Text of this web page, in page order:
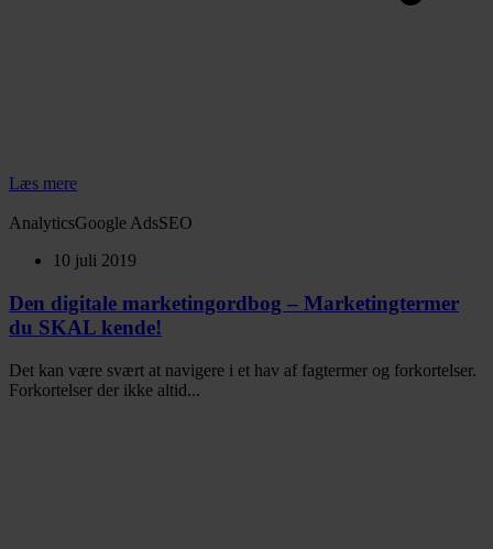
Læs mere
AnalyticsGoogle AdsSEO
10 juli 2019
Den digitale marketingordbog – Marketingtermer
du SKAL kende!
Det kan være svært at navigere i et hav af fagtermer og forkortelser.
Forkortelser der ikke altid...